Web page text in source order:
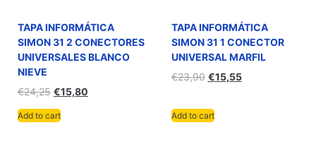
TAPA INFORMÁTICA
SIMON 31 2 CONECTORES
UNIVERSALES BLANCO
NIEVE
€24,25 €15,80
Add to cart
TAPA INFORMÁTICA
SIMON 31 1 CONECTOR
UNIVERSAL MARFIL
€23,90 €15,55
Add to cart